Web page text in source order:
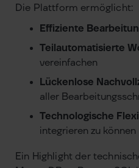
Die Plattform ermöglicht:
Effiziente
Teilautomatisierte
vereinfachen
Lückenlose
aller
Technologische
integrieren zu können
Ein Highlight der